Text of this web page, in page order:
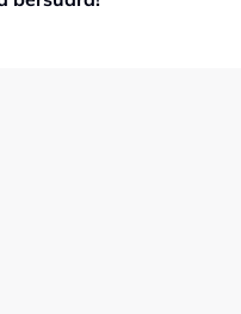
bola sepak